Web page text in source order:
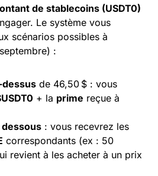
de stablecoins (USDT0)
Le système vous
scénarios possibles à
:
dessus de 46,50 $ : vous
+ la prime reçue à
: vous recevrez les
correspondants (ex : 50
revient à les acheter à un prix